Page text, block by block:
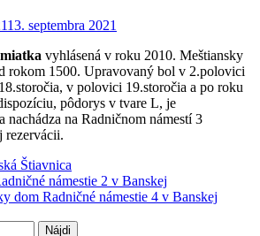
13. septembra 2021
vyhlásená v roku 2010. Meštiansky
rokom 1500. Upravovaný bol v 2.polovici
v polovici 19.storočia a po roku
pôdorys v tvare L, je
nachádza na Radničnom námestí 3
rezervácii.
Štiavnica
námestie 2 v Banskej
dom Radničné námestie 4 v Banskej